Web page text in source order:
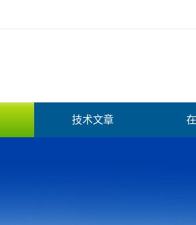
技术文章